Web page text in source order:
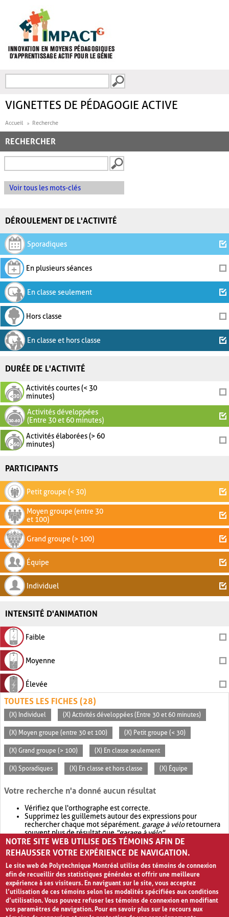
FORMULAIRE DE
VIGNETTES DE PÉDAGOGIE ACTIVE
Accueil Recherche
RECHERCHER
Voir tous les mots-clés
DÉROULEMENT DE L'ACTIVITÉ
Sporadiques
En plusieurs séances
En classe seulement
Hors classe
En classe et hors classe
DURÉE DE L'ACTIVITÉ
Activités courtes (< 30
minutes)
Activités développées
(Entre 30 et 60 minutes)
Activités élaborées (> 60
minutes)
PARTICIPANTS
Petit groupe (< 30)
Moyen groupe (entre 30
et 100)
Grand groupe (> 100)
Équipe
Individuel
INTENSITÉ D'ANIMATION
Faible
Moyenne
Élevée
TOUTES LES FICHES (28)
(X) Individuel (X) Activités développées (Entre 30 et 60 minutes)
(X) Moyen groupe (entre 30 et 100) (X) Petit groupe (< 30)
(X) Grand groupe (> 100) (X) En classe seulement
(X) Sporadiques (X) En classe et hors classe (X) Équipe
Votre recherche n'a donné aucun résultat
Vérifiez que l'orthographe est correcte.
Supprimez les guillemets autour des expressions pour
rechercher chaque mot séparément. garage à véloretournera
souvent plus de résultat que"garage à vélo".
Envisagez d'élargir votre recherche avec OR.garage OR vélo
retournera souvent plus de résultat quegarage à vélo
NOTRE SITE WEB UTILISE DES TÉMOINS AFIN DE
REHAUSSER VOTRE EXPÉRIENCE DE NAVIGATION.
Le site web de Polytechnique Montréal utilise des témoins de connexion
afin de recueillir des statistiques générales et offrir une meilleure
expérience à ses visiteurs. En naviguant sur le site, vous acceptez
l’utilisation de ces témoins selon les modalités spécifiées aux conditions
d’utilisation. Vous pouvez refuser les témoins de connexion en modifiant
vos paramètres de navigation. Pour en savoir plus sur le recours aux